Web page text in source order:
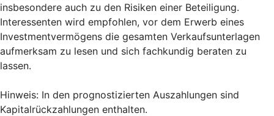
insbesondere auch zu den Risiken einer Beteiligung.
Interessenten wird empfohlen, vor dem Erwerb eines
Investmentvermögens die gesamten Verkaufsunterlagen
aufmerksam zu lesen und sich fachkundig beraten zu
lassen.
Hinweis: In den prognostizierten Auszahlungen sind
Kapitalrückzahlungen enthalten.